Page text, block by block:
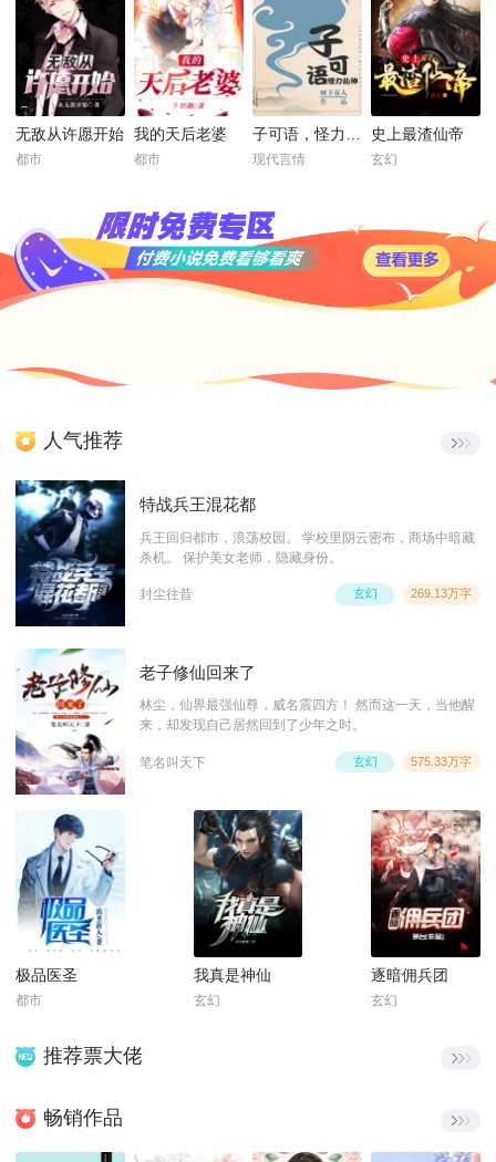
无敌从许愿开始
都市
我的天后老婆
都市 现代言情
史上最渣仙帝
玄幻
人气推荐
特战兵王混花都
兵王回归都市，浪荡校园。 学校里阴云密布，商场中暗藏
杀机。 保护美女老师，隐藏身份。
封尘往昔 269.13万字
玄幻
老子修仙回来了
林尘，仙界最强仙尊，威名震四方！ 然而这一天，当他醒
来，却发现自己居然回到了少年之时。
笔名叫天下 575.33万字
玄幻
极品医圣
都市
我真是神仙
玄幻
逐暗佣兵团
玄幻
推荐票大佬
畅销作品